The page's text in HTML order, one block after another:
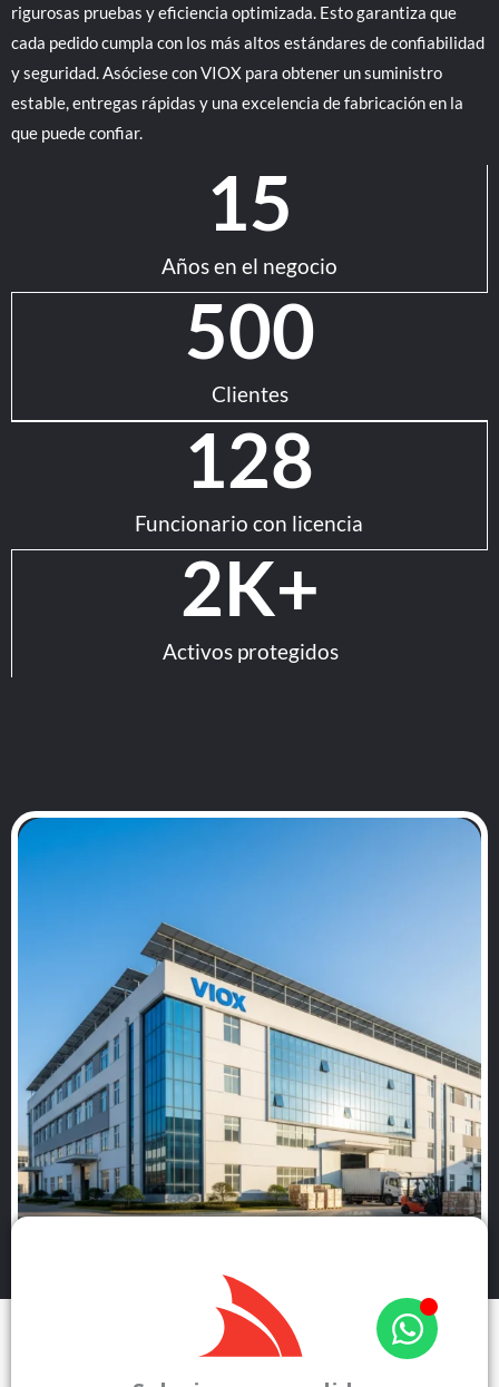
rigurosas pruebas y eficiencia optimizada. Esto garantiza que
cada pedido cumpla con los más altos estándares de confiabilidad
y seguridad. Asóciese con VIOX para obtener un suministro
estable, entregas rápidas y una excelencia de fabricación en la
que puede confiar.
Años en el negocio
15
Clientes
500
Funcionario con licencia
128
Activos protegidos
2K+